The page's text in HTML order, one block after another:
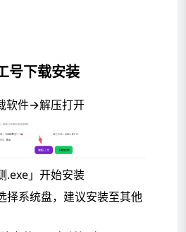
号下载安装
软件→解压打开
.exe」开始安装
择系统盘，建议安装至其他